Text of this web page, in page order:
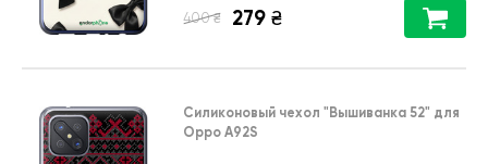
400 ₴ 279 ₴
Силиконовый чехол "Вышиванка 52" для
Oppo A92S